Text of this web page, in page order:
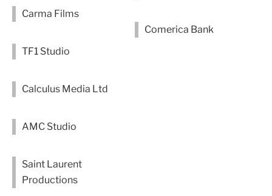
Carma Films
TF1 Studio
Calculus Media Ltd
AMC Studio
Saint Laurent
Productions
Comerica Bank